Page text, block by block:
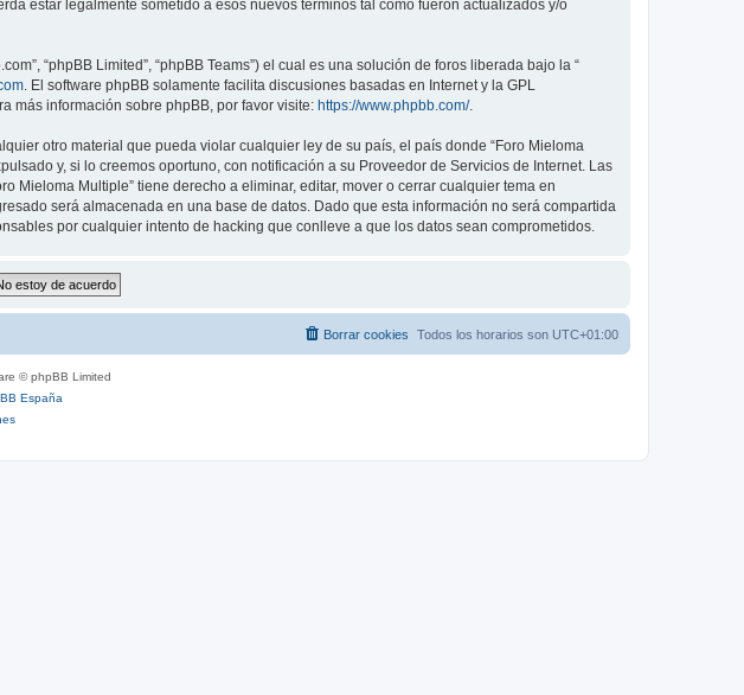
estar legalmente sometido a esos nuevos términos tal como fueron actualizados y/o
“phpBB Limited”, “phpBB Teams”) el cual es una solución de foros liberada bajo la “
. El software phpBB solamente facilita discusiones basadas en Internet y la GPL
más información sobre phpBB, por favor visite: https://www.phpbb.com/.
otro material que pueda violar cualquier ley de su país, el país donde “Foro Mieloma
y, si lo creemos oportuno, con notificación a su Proveedor de Servicios de Internet. Las
Mieloma Multiple” tiene derecho a eliminar, editar, mover o cerrar cualquier tema en
será almacenada en una base de datos. Dado que esta información no será compartida
por cualquier intento de hacking que conlleve a que los datos sean comprometidos.
Todos los horarios son UTC+01:00
Borrar cookies
© phpBB Limited
España